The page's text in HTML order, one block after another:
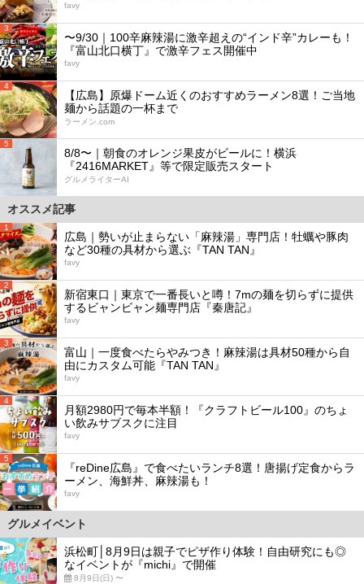
favy
3
〜9/30｜100辛麻辣湯に激辛超えの“インド辛”カレーも！
『富山北口横丁』で激辛フェス開催中
favy
4
【広島】原爆ドーム近くのおすすめラーメン8選！ご当地
麺から話題の一杯まで
ラーメン.com
5
8/8〜｜朝食のオレンジ果皮がビールに！横浜
『2416MARKET』等で限定販売スタート
グルメライターAI
オススメ記事
1
広島｜勢いが止まらない「麻辣湯」専門店！牡蠣や豚肉
など30種の具材から選ぶ『TAN TAN』
favy
2
新宿東口｜東京で一番長いと噂！7mの麺を切らずに提供
するビャンビャン麺専門店『秦唐記』
favy
3
富山｜一度食べたらやみつき！麻辣湯は具材50種から自
由にカスタム可能『TAN TAN』
favy
4
月額2980円で毎本半額！『クラフトビール100』のちょ
い飲みサブスクに注目
favy
5
『reDine広島』で食べたいランチ8選！唐揚げ定食からラ
ーメン、海鮮丼、麻辣湯も！
favy
グルメイベント
浜松町│8月9日は親子でピザ作り体験！自由研究にも◎
なイベントが『michi』で開催
8月9日(日) 〜